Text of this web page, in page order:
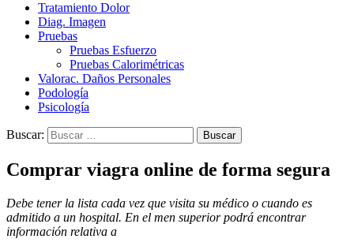
Tratamiento Dolor
Diag. Imagen
Pruebas
Pruebas Esfuerzo
Pruebas Calorimétricas
Valorac. Daños Personales
Podología
Psicología
Buscar:
Comprar viagra online de forma segura
Debe tener la lista cada vez que visita su médico o cuando es
admitido a un hospital. En el men superior podrá encontrar
información relativa a